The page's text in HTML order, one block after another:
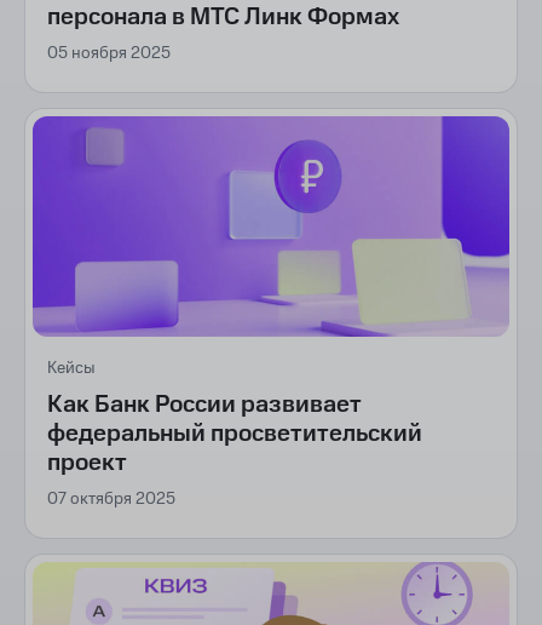
персонала в МТС Линк Формах
05 ноября 2025
Кейсы
Как Банк России развивает
федеральный просветительский
проект
07 октября 2025